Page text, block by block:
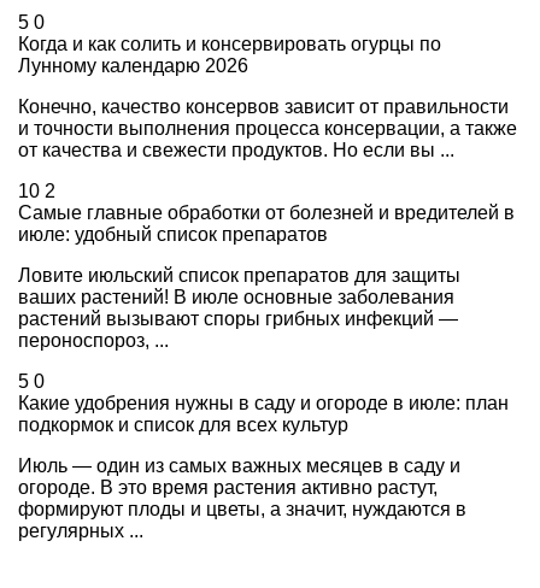
5 0
Когда и как солить и консервировать огурцы по
Лунному календарю 2026
Конечно, качество консервов зависит от правильности
и точности выполнения процесса консервации, а также
от качества и свежести продуктов. Но если вы ...
10 2
Самые главные обработки от болезней и вредителей в
июле: удобный список препаратов
Ловите июльский список препаратов для защиты
ваших растений! В июле основные заболевания
растений вызывают споры грибных инфекций —
пероноспороз, ...
5 0
Какие удобрения нужны в саду и огороде в июле: план
подкормок и список для всех культур
Июль — один из самых важных месяцев в саду и
огороде. В это время растения активно растут,
формируют плоды и цветы, а значит, нуждаются в
регулярных ...